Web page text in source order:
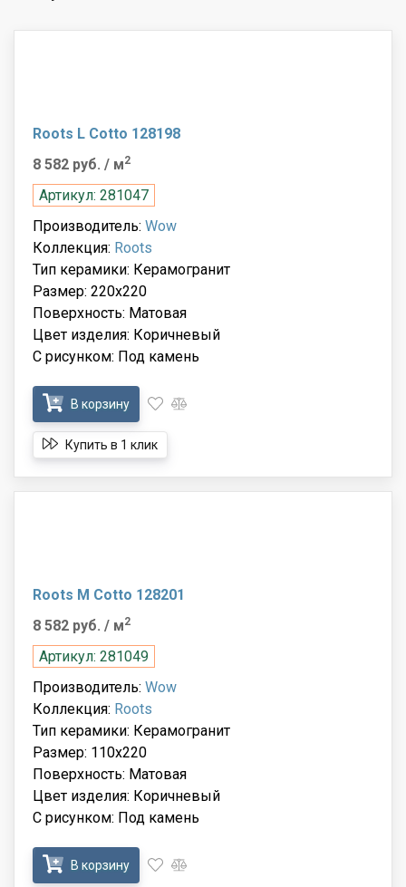
Roots L Cotto 128198
8 582 руб. / м2
Артикул: 281047
Производитель: Wow
Коллекция: Roots
Тип керамики: Керамогранит
Размер: 220x220
Поверхность: Матовая
Цвет изделия: Коричневый
С рисунком: Под камень
В корзину
Купить в 1 клик
Roots M Cotto 128201
8 582 руб. / м2
Артикул: 281049
Производитель: Wow
Коллекция: Roots
Тип керамики: Керамогранит
Размер: 110x220
Поверхность: Матовая
Цвет изделия: Коричневый
С рисунком: Под камень
В корзину